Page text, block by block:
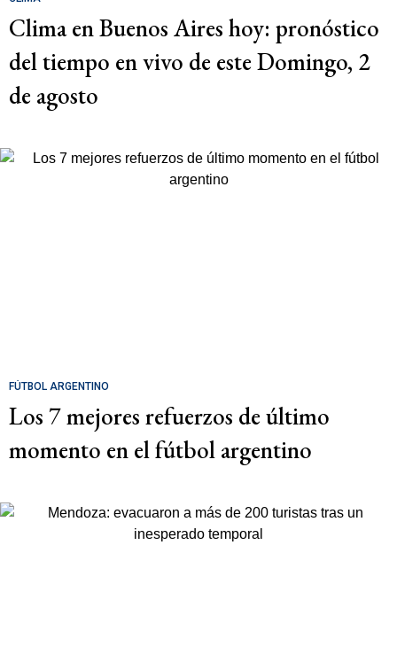
Clima en Buenos Aires hoy: pronóstico
del tiempo en vivo de este Domingo, 2
de agosto
FÚTBOL ARGENTINO
Los 7 mejores refuerzos de último
momento en el fútbol argentino